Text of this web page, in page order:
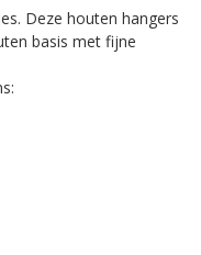
Deze houten hangers
basis met fijne